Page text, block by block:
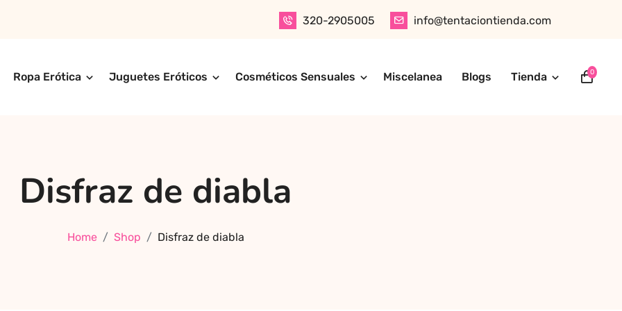
320-2905005 info@tentaciontienda.com
Ropa Erótica Juguetes Eróticos Cosméticos Sensuales Miscelanea Blogs Tienda 0
Disfraz de diabla
Home Shop Disfraz de diabla